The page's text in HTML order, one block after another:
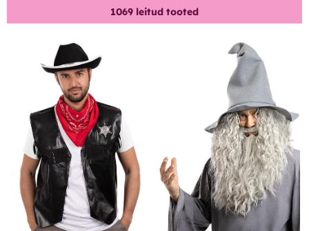
1069 leitud tooted